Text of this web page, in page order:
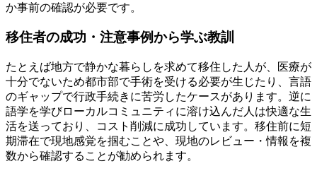
か事前の確認が必要です。
移住者の成功・注意事例から学ぶ教訓
たとえば地方で静かな暮らしを求めて移住した人が、医療が
十分でないため都市部で手術を受ける必要が生じたり、言語
のギャップで行政手続きに苦労したケースがあります。逆に
語学を学びローカルコミュニティに溶け込んだ人は快適な生
活を送っており、コスト削減に成功しています。移住前に短
期滞在で現地感覚を掴むことや、現地のレビュー・情報を複
数から確認することが勧められます。